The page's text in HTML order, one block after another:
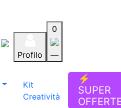
Profilo
0
—
Kit
Creatività
⚡
SUPER